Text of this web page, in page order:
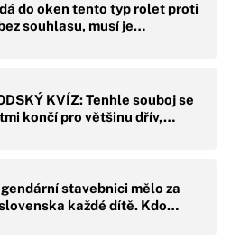
do oken tento typ rolet proti
souhlasu, musí je…
KVÍZ: Tenhle souboj se
končí pro většinu dřív,…
stavebnici mělo za
každé dítě. Kdo…